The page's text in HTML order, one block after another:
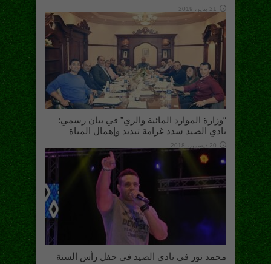
21 يناير، 2019
“وزارة الموارد المائية والري” في بيان رسمي:
نادي الصيد سدد غرامة تبديد وإهمال المياة
20 ديسمبر، 2018
محمد نور في نادي الصيد في حفل رأس السنة